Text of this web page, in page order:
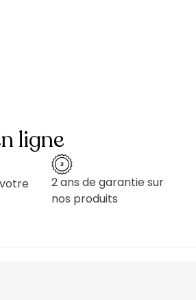
ligne
2 ans de garantie sur
nos produits